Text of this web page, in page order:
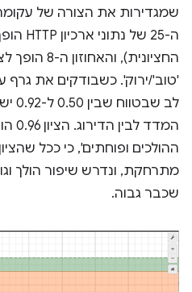
שמגדירות את הצורה של
'טוב'/ירוק'. כשבודקים את גרף
לב
ההולכים ופוחתים', כי ככל
מתרחקת, ונדרש שיפור הולך
שכבר גבוה.